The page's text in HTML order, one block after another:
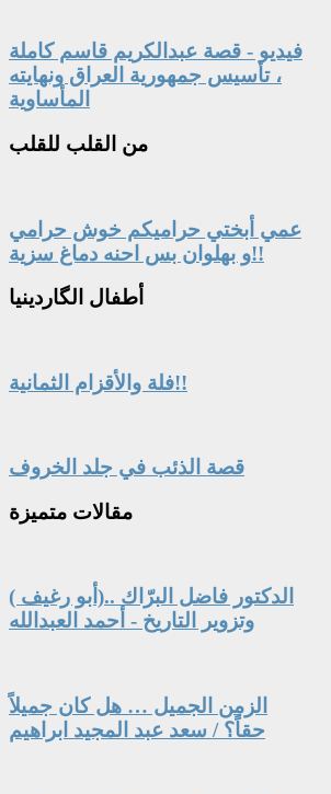
فيديو - قصة عبدالكريم قاسم كاملة
، تأسيس جمهورية العراق ونهايته
المأساوية
من القلب للقلب
عمي أبختي حراميكم خوش حرامي
و بهلوان بس احنه دماغ سزية!!
أطفال الگاردينيا
فلة والأقزام الثمانية!!
قصة الذئب في جلد الخروف
مقالات متميزة
الدكتور فاضل البرّاك ..(أبو رغيف )
وتزوير التاريخ - أحمد العبدالله
الزمن الجميل … هل كان جميلاً
حقاً؟ / سعد عبد المجيد ابراهيم